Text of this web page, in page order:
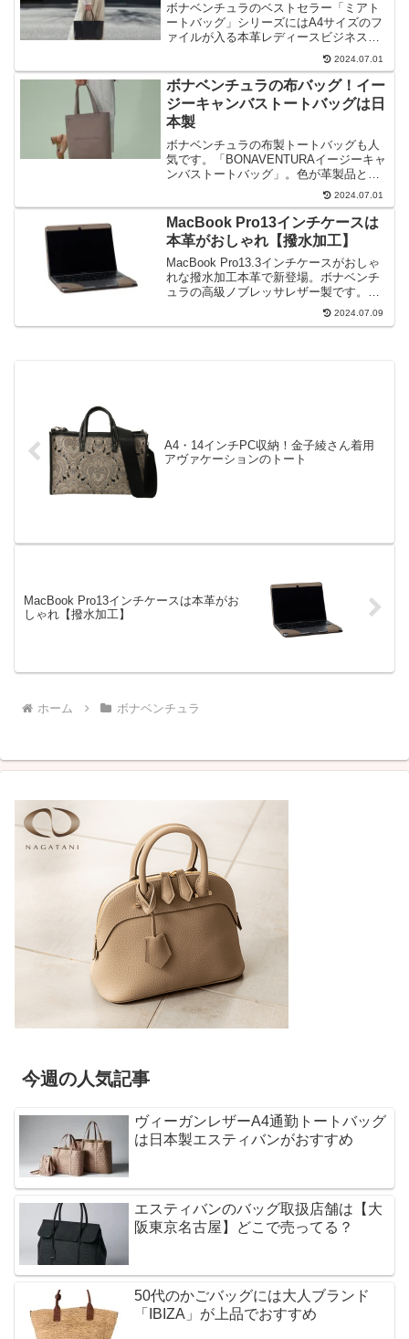
ボナベンチュラのベストセラー「ミアト
ートバッグ」シリーズにはA4サイズのフ
ァイルが入る本革レディースビジネスト
ート「ミディアム ミアトートバッグ」が
あります。2wayで軽量、自立するおしゃ
れなレザーバッグで営業職の女性にぴっ
たりですね。
2024.07.01
ボナベンチュラの布バッグ！イー
ジーキャンバストートバッグは日
本製
ボナベンチュラの布製トートバッグも人
気です。「BONAVENTURAイージーキャ
ンバストートバッグ」。色が革製品と同
じでいい色です。素材は日本製。サブバ
ッグ、ママバッグとしてもおすすめ。ラ
ージはA4書類やPCも入るので便利です
ね。
2024.07.01
MacBook Pro13インチケースは
本革がおしゃれ【撥水加工】
MacBook Pro13.3インチケースがおしゃ
れな撥水加工本革で新登場。ボナベンチ
ュラの高級ノブレッサレザー製です。
A4・PCが入るサイズのトートバッグもご
2024.07.09
A4・14インチPC収納！金子綾さん着用
アヴァケーションのトート
MacBook Pro13インチケースは本革がお
しゃれ【撥水加工】
ホーム ボナベンチュラ
今週の人気記事
ヴィーガンレザーA4通勤トートバッグ
は日本製エスティバンがおすすめ
エスティバンのバッグ取扱店舗は【大
阪東京名古屋】どこで売ってる？
50代のかごバッグには大人ブランド
「IBIZA」が上品でおすすめ